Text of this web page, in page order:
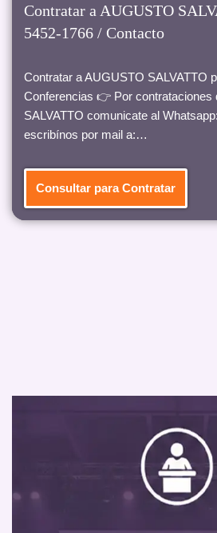
Contratar a AUGUSTO
5452-1766 / Contacto
Contratar a AUGUSTO SALVATTO
Conferencias 👉 Por contrataciones
SALVATTO comunicate al
escribínos por mail a:…
Consultar para Contratar